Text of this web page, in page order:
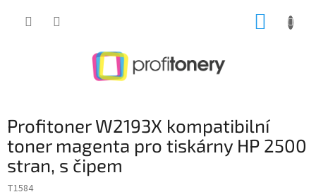
Profitoner W2193X kompatibilní
toner magenta pro tiskárny HP 2500
stran, s čipem
T1584